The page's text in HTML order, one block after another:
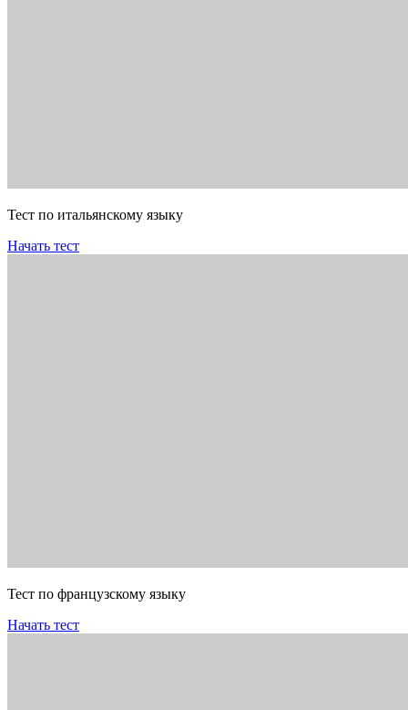
Тест по итальянскому языку
Начать тест
Тест по французскому языку
Начать тест